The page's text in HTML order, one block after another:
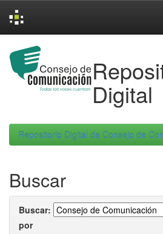
navigation
Digital
Repositorio Digital de Consejo de
Buscar
Buscar:
por